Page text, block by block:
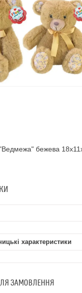
бежева
характеристики
ЗАМОВЛЕННЯ